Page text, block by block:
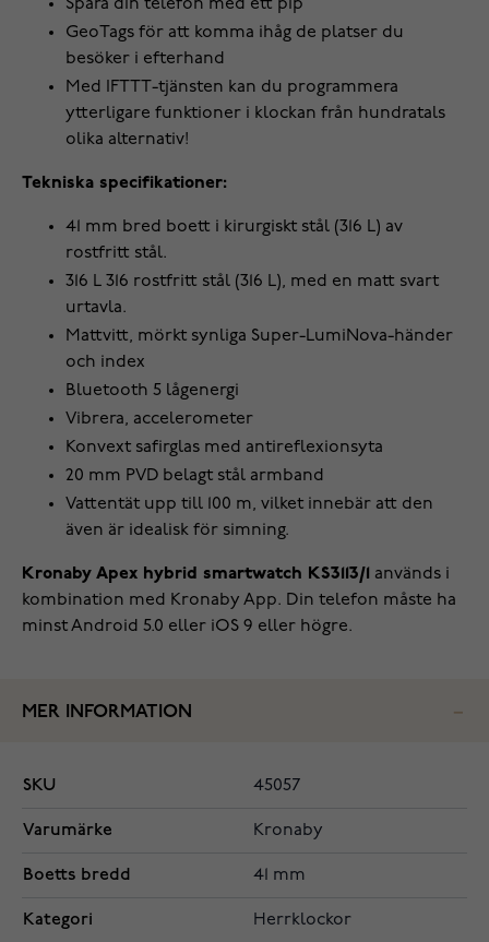
Spåra din telefon med ett pip
GeoTags för att komma ihåg de platser du
besöker i efterhand
Med IFTTT-tjänsten kan du programmera
ytterligare funktioner i klockan från hundratals
olika alternativ!
Tekniska specifikationer:
41 mm bred boett i kirurgiskt stål (316 L) av
rostfritt stål.
316 L 316 rostfritt stål (316 L), med en matt svart
urtavla.
Mattvitt, mörkt synliga Super-LumiNova-händer
och index
Bluetooth 5 lågenergi
Vibrera, accelerometer
Konvext safirglas med antireflexionsyta
20 mm PVD belagt stål armband
Vattentät upp till 100 m, vilket innebär att den
även är idealisk för simning.
Kronaby Apex hybrid smartwatch KS3113/1 används i
kombination med Kronaby App. Din telefon måste ha
minst Android 5.0 eller iOS 9 eller högre.
MER INFORMATION
SKU 45057
Varumärke Kronaby
Boetts bredd 41 mm
Kategori Herrklockor